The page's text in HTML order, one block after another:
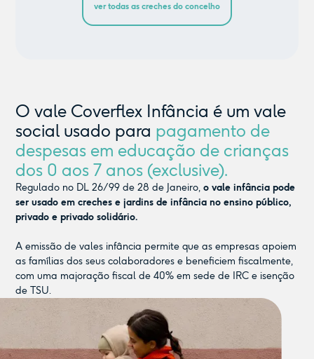
ver todas as creches do concelho
O vale Coverflex Infância é um vale
social usado para pagamento de
despesas em educação de crianças
dos 0 aos 7 anos (exclusive).
Regulado no DL 26/99 de 28 de Janeiro,o vale infância pode
ser usado em creches e jardins de infância no ensino público,
privado e privado solidário.
A emissão de vales infância permite que as empresas apoiem
as famílias dos seus colaboradores e beneficiem fiscalmente,
com uma majoração fiscal de 40% em sede de IRC e isenção
de TSU.